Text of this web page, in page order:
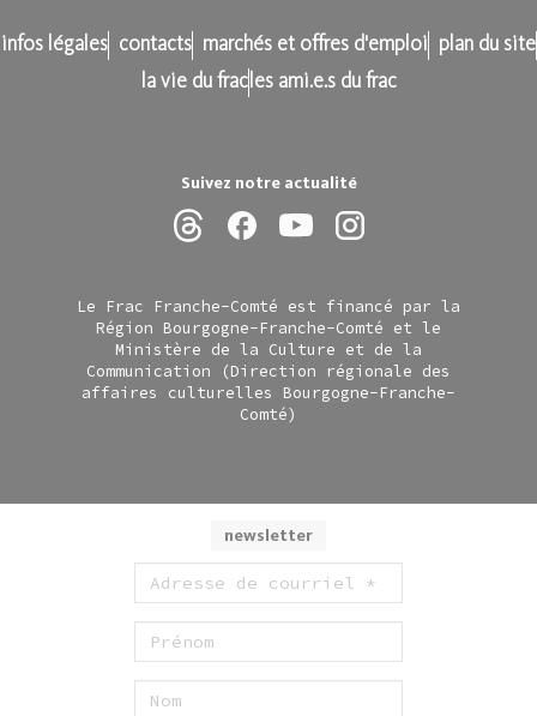
Suivez notre actualité
newsletter
infos légales contacts marchés et offres d'emploi
plan du site
la vie du fracles ami.e.s du frac
Le Frac Franche-Comté est financé par la
Région Bourgogne-Franche-Comté et le
Ministère de la Culture et de la
Communication (Direction régionale des
affaires culturelles Bourgogne-Franche-
Comté)